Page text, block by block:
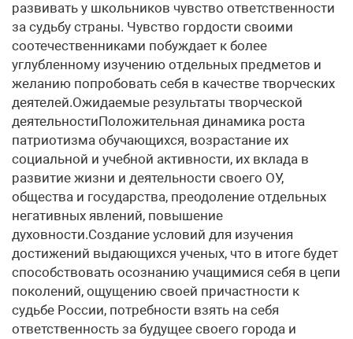
развивать у школьников чувство ответственности
за судьбу страны. Чувство гордости своими
соотечественниками побуждает к более
углубленному изучению отдельных предметов и
желанию попробовать себя в качестве творческих
деятелей.Ожидаемые результаты творческой
деятельностиПоложительная динамика роста
патриотизма обучающихся, возрастание их
социальной и учебной активности, их вклада в
развитие жизни и деятельности своего ОУ,
общества и государства, преодоление отдельных
негативных явлений, повышение
духовности.Создание условий для изучения
достижений выдающихся ученых, что в итоге будет
способствовать осознанию учащимися себя в цепи
поколений, ощущению своей причастности к
судьбе России, потребности взять на себя
ответственность за будущее своего города и